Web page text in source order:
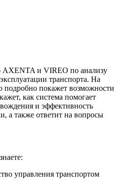
AXENTA и VIREO по анализу
транспорта. На
подробно покажет возможности
как система помогает
и эффективность
а также ответит на вопросы
управления транспортом